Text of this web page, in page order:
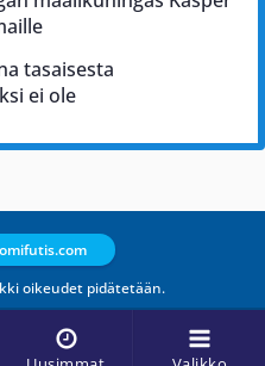
tasaisesta
ei ole
oikeudet pidätetään.